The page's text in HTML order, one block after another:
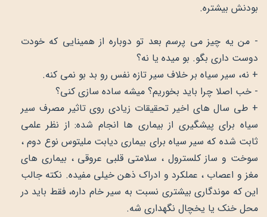
بودنش بیشتره.
- من یه چیز می پرسم بعد تو دوباره از همینایی که خودت
دوست داری بگو. بو میده یا نه؟
+ نه، سیر سیاه بر خلاف سیر تازه نفس رو بد بو نمی کنه.
- خب اصلا چرا باید بخوریم؟ میشه ساده سازی کنی؟
+ طی سال های اخیر تحقیقات زیادی روی تاثیر مصرف سیر
سیاه برای پیشگیری از بیماری ها انجام شده: از نظر علمی
ثابت شده که سیر سیاه برای بیماری دیابت ملیتوس نوع دوم ،
سوخت و ساز کلسترول ، سلامتی قلبی عروقی ، بیماری های
مغز و اعصاب ، عملکرد و ادراک ذهن خیلی مفیده. نکته جالب
این که موندگاری بیشتری نسبت به سیر خام داره، فقط باید در
محل خنک یا یخچال نگهداری شه.